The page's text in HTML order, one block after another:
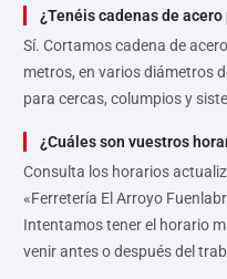
¿Tenéis cadenas de
Sí. Cortamos cadena de
metros, en varios diámetros
para cercas, columpios y
¿Cuáles son vuestros
Consulta los horarios
«Ferretería El Arroyo
Intentamos tener el horario
venir antes o después del